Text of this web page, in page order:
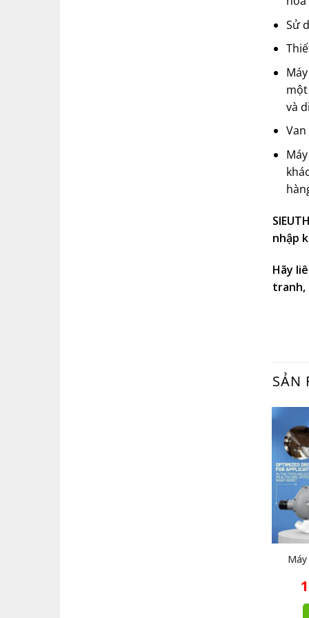
Sử
và
Máy
nhập
Hãy
tranh,
SẢN